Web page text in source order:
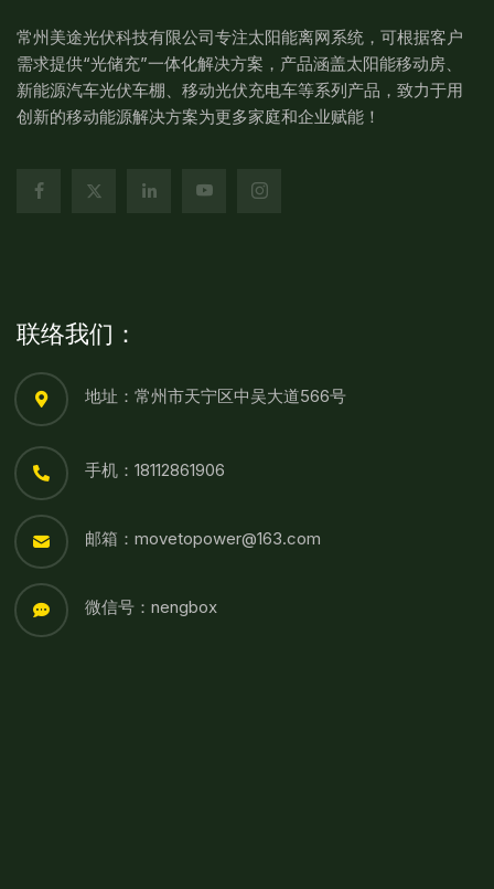
常州美途光伏科技有限公司专注太阳能离网系统，可根据客户
需求提供“光储充”一体化解决方案，产品涵盖太阳能移动房、
新能源汽车光伏车棚、移动光伏充电车等系列产品，致力于用
创新的移动能源解决方案为更多家庭和企业赋能！
联络我们：
地址：常州市天宁区中吴大道566号
手机：18112861906
邮箱：movetopower@163.com
微信号：nengbox